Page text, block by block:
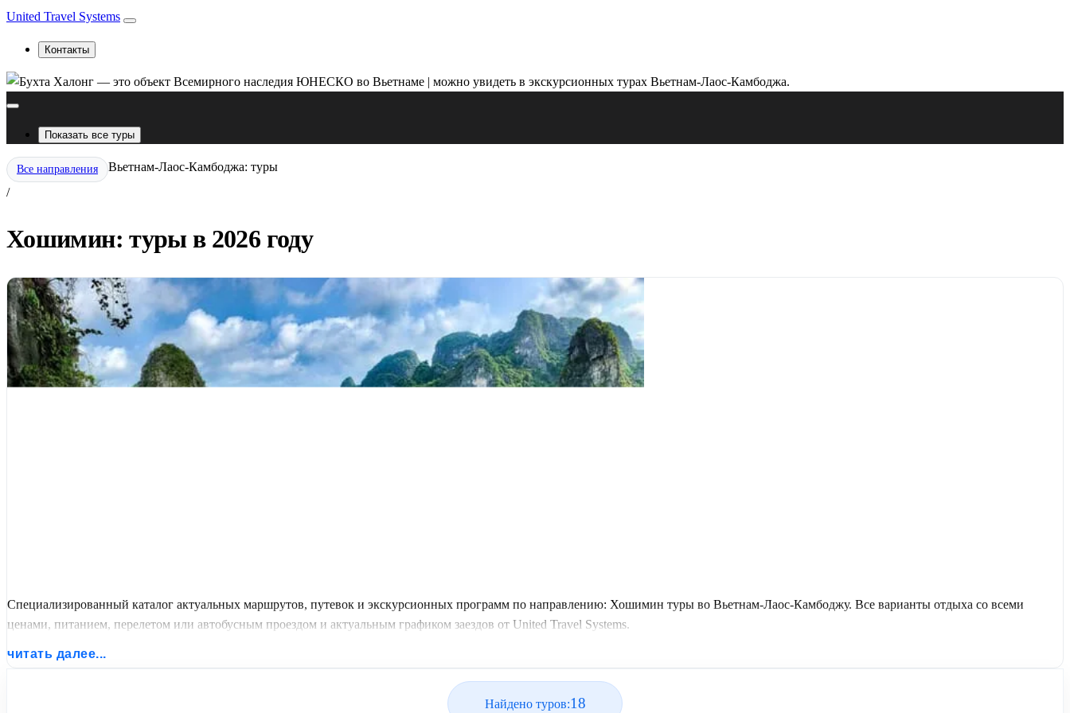
United Travel Systems
Контакты
Показать все туры
Все направления
/
Вьетнам-Лаос-Камбоджа: туры
Хошимин: туры в 2026 году
Специализированный каталог актуальных маршрутов, путевок и экскурсионных программ по направлению: Хошимин туры во Вьетнам-Лаос-Камбоджу. Все варианты отдыха со всеми
ценами, питанием, перелетом или автобусным проездом и актуальным графиком заездов от United Travel Systems.
читать далее...
Найдено туров:18